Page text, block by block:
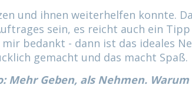
e
n
und ihnen weiterhelfen konnte.
sein, es reicht auch ein
bedankt - dann ist das ideales
gemacht und das macht Spaß.
Mehr Geben, als Nehmen. Warum